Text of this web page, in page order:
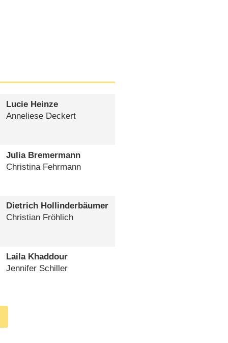
Lucie Heinze
Anneliese Deckert
Julia Bremermann
Christina Fehrmann
Dietrich Hollinderbäumer
Christian Fröhlich
Laila Khaddour
Jennifer Schiller